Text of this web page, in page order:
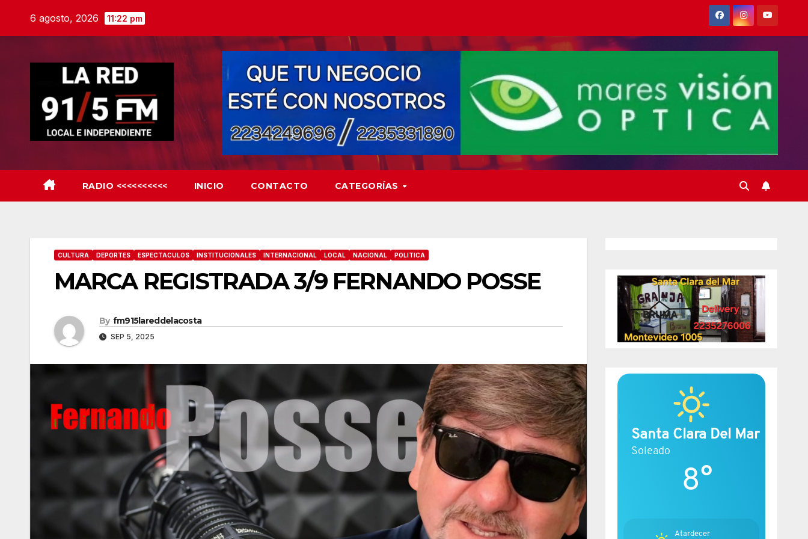
6 agosto, 2026 11:22 pm
RADIO <<<<<<<<<< INICIO CONTACTO CATEGORÍAS
CULTURA DEPORTES ESPECTACULOS INSTITUCIONALES INTERNACIONAL LOCAL NACIONAL POLITICA
MARCA REGISTRADA 3/9 FERNANDO POSSE
By fm915lareddelacosta
SEP 5, 2025
Santa Clara Del Mar
Soleado
8°
Atardecer